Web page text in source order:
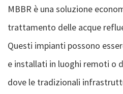
MBBR è una soluzione
trattamento delle acque
Questi impianti possono
e installati in luoghi remoti o
dove le tradizionali